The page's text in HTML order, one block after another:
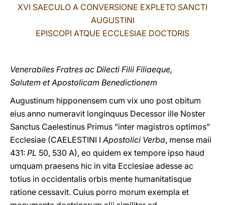
XVI SAECULO A CONVERSIONE EXPLETO SANCTI
AUGUSTINI
EPISCOPI ATQUE ECCLESIAE DOCTORIS
Venerabiles Fratres ac Dilecti Filii Filiaeque,
Salutem et Apostolicam Benedictionem
Augustinum hipponensem cum vix uno post obitum
eius anno numeravit longinquus Decessor ille Noster
Sanctus Caelestinus Primus “inter magistros optimos”
Ecclesiae (CAELESTINI IApostolici Verba, mense maii
431: PL 50, 530 A), eo quidem ex tempore ipso haud
umquam praesens hic in vita Ecclesiae adesse ac
totius in occidentalis orbis mente humanitatisque
ratione cessavit. Cuius porro morum exempla et